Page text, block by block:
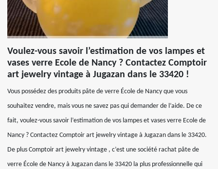
Voulez-vous savoir l’estimation de vos lampes et
vases verre Ecole de Nancy ? Contactez Comptoir
art jewelry vintage à Jugazan dans le 33420 !
Vous possédez des produits pâte de verre École de Nancy que vous
souhaitez vendre, mais vous ne savez pas qui demander de l’aide. De ce
fait, voulez-vous savoir l’estimation de vos lampes et vases verre Ecole de
Nancy ? Contactez Comptoir art jewelry vintage à Jugazan dans le 33420.
De plus Comptoir art jewelry vintage , c’est une société rachat pâte de
verre École de Nancy à Jugazan dans le 33420 la plus professionnelle qui